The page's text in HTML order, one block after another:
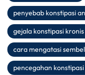
penyebab konstipasi
gejala konstipasi
cara mengatasi
pencegahan